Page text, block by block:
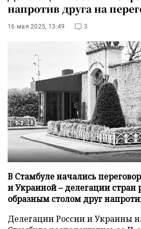
напротив друга на
16 мая 2025, 13:49 3
В Стамбуле начались
и Украиной – делегации стран
образным столом друг
Делегации России и Украины